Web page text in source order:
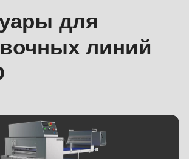
для
линий